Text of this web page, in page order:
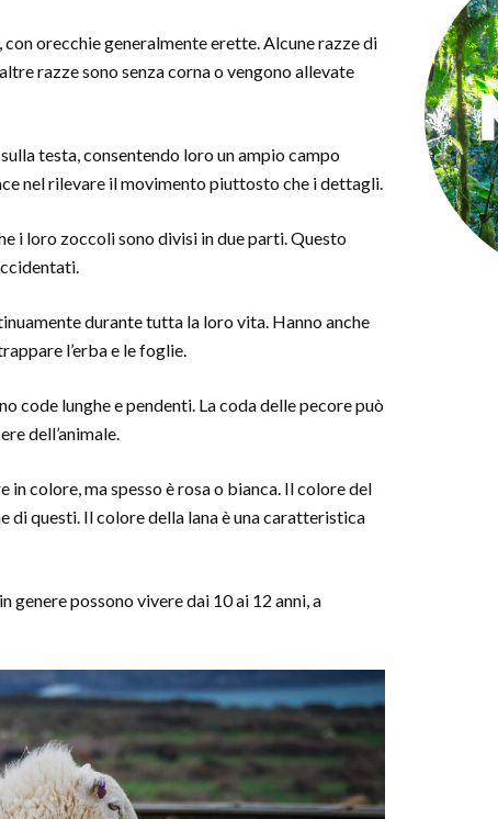
orecchie generalmente erette. Alcune razze di
razze sono senza corna o vengono allevate
testa, consentendo loro un ampio campo
nel rilevare il movimento piuttosto che i dettagli.
i loro zoccoli sono divisi in due parti. Questo
durante tutta la loro vita. Hanno anche
l’erba e le foglie.
code lunghe e pendenti. La coda delle pecore può
dell’animale.
in colore, ma spesso è rosa o bianca. Il colore del
di questi. Il colore della lana è una caratteristica
genere possono vivere dai 10 ai 12 anni, a